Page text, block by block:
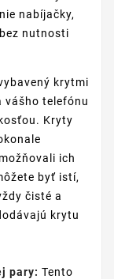
nabíjačky,
nutnosti
krytmi
vášho telefónu
Kryty
ich
byť istí,
čisté a
krytu
pary: Tento